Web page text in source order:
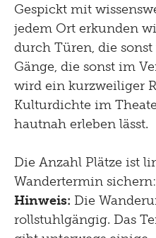
Gespickt mit
jedem Ort erkunden
durch Türen, die
Gänge, die sonst im
wird ein kurzweiliger
Kulturdichte im
hautnah erleben lässt.
Die Anzahl Plätze ist
Wandertermin
Hinweis: Die
rollstuhlgängig. Das